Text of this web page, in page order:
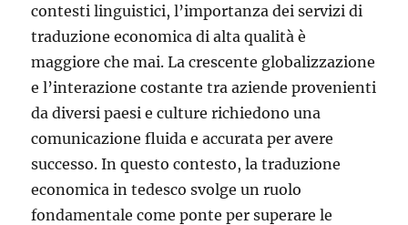
contesti linguistici, l’importanza dei servizi di
traduzione economica di alta qualità è
maggiore che mai. La crescente globalizzazione
e l’interazione costante tra aziende provenienti
da diversi paesi e culture richiedono una
comunicazione fluida e accurata per avere
successo. In questo contesto, la traduzione
economica in tedesco svolge un ruolo
fondamentale come ponte per superare le